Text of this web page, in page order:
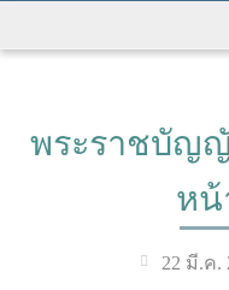
พระราชบัญญั
หน้
22 มี.ค.